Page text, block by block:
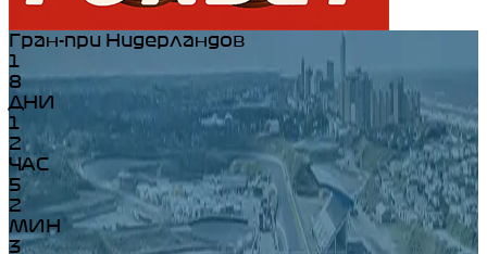
Гран-при Нидерландов
1
8
ДНИ
1
2
ЧАС
5
2
МИН
3